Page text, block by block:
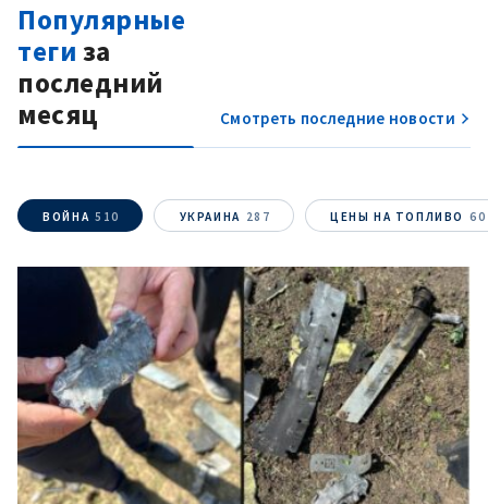
Популярные
теги за
последний
месяц
Смотреть последние новости
ВОЙНА 510 УКРАИНА 287 ЦЕНЫ НА ТОПЛИВО 60